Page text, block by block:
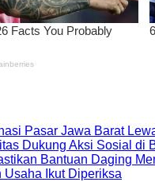
Pasar Jawa Barat
Dukung Aksi Sosial di
Bantuan Daging
Usaha Ikut Diperiksa